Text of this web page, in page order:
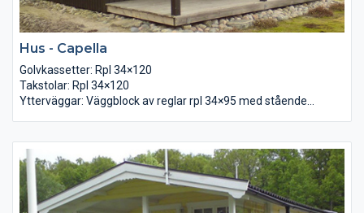
Hus - Capella
Golvkassetter: Rpl 34×120
Takstolar: Rpl 34×120
Ytterväggar: Väggblock av reglar rpl 34×95 med stående
Golv: Golvspån
Dörr: Förrådsdörr 8×19 med glas
Fönster: 2-glas 2st 12×10 och 2st 6×8